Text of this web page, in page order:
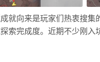
就向来是玩家们热衷搜
索完成度。近期不少刚
前段时间跑图挨个打卡验…